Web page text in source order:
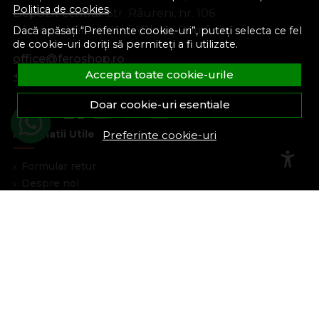
Politica de cookies.
Dacă apăsați “Preferinte cookie-uri”, puteți selecta ce fel
de cookie-uri doriți să permiteți a fi utilizate.
Accepta toate cookie-urile
Doar cookie-uri esentiale
Preferinte cookie-uri
Depozit central:Str. Râureni, nr. 106
Râmnicu Vâlcea, Jud. Vâlcea, România
office@feroshop.ro
+40 311 100 277
Informatii Utile
Formular retur
Despre noi